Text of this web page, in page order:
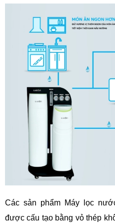
Các sản phẩm Máy lọc
được cấu tạo bằng vỏ thép